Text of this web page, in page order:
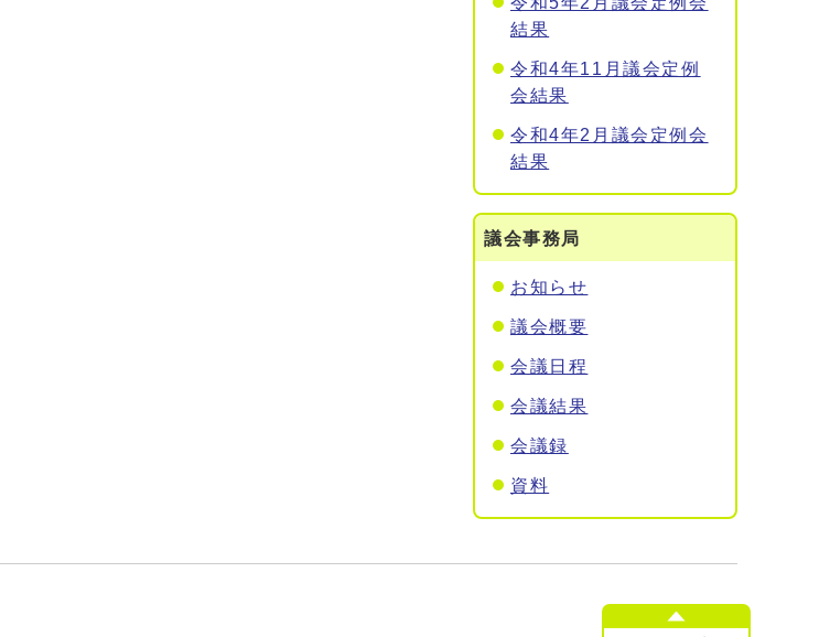
結果
令和4年11月議会定例
会結果
令和4年2月議会定例会
結果
議会事務局
お知らせ
議会概要
会議日程
会議結果
会議録
資料